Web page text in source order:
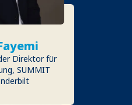
Direktor für
SUMMIT